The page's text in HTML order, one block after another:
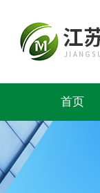
首页